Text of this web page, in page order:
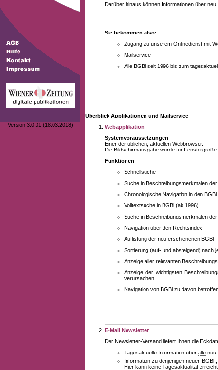
Version 3.0.01 (18.03.2018)
Darüber hinaus können Informationen über
Sie bekommen also:
Zugang zu unserem Onlinedienst mit
Mailservice
Alle BGBl seit 1996 bis zum
Überblick Applikationen und Mailservice
Webapplikation
Systemvoraussetzungen
Einer der üblichen, aktuellen Webbrowser.
Die Bildschirmausgabe wurde für
Funktionen
Schnellsuche
Suche in Beschreibungsmerkmalen
Chronologische Navigation in den BGBl
Volltextsuche in BGBl (ab 1996)
Suche in Beschreibungsmerkmalen
Navigation über den Rechtsindex
Auflistung der neu erschienenen BGBl
Sortierung (auf- und absteigend) nach
Anzeige aller relevanten
Anzeige der wichtigsten
verursachen.
Navigation von BGBl zu davon
E-Mail Newsletter
Der Newsletter-Versand liefert Ihnen die
Tagesaktuelle Information über alle neu
Information zu denjenigen neuen
Hier kann keine Tagesaktualität